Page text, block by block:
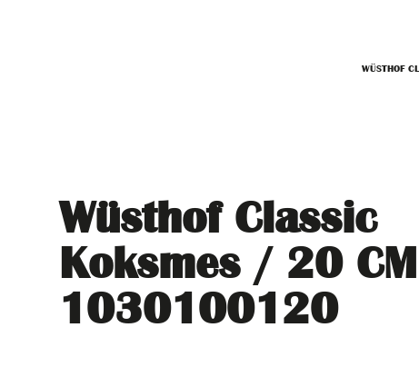
WÜSTHOF
Wüsthof Classic
Koksmes / 20 CM
1030100120